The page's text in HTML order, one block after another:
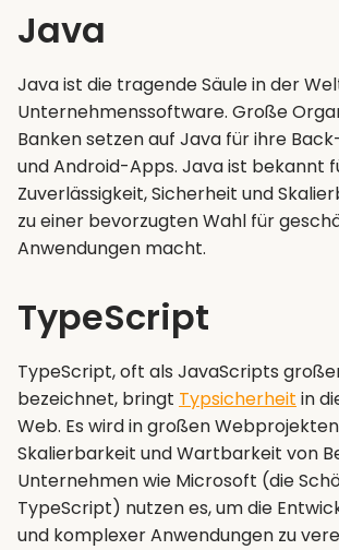
Java
Java ist die tragende Säule in der
Unternehmenssoftware. Große
Banken setzen auf Java für ihre
und Android-Apps. Java ist bekannt
Zuverlässigkeit, Sicherheit und
zu einer bevorzugten Wahl für
Anwendungen macht.
TypeScript
TypeScript, oft als JavaScripts
bezeichnet, bringt Typsicherheit in
Web. Es wird in großen
Skalierbarkeit und Wartbarkeit von
Unternehmen wie Microsoft (die
TypeScript) nutzen es, um die
und komplexer Anwendungen zu